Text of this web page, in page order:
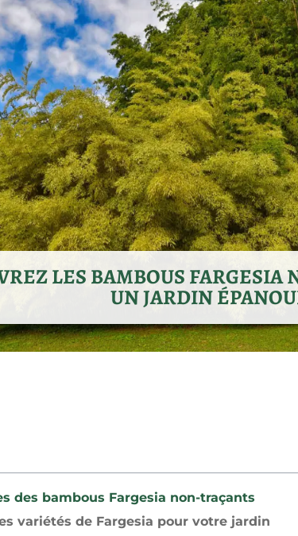
LES BAMBOUS FARGESIA
UN JARDIN
des bambous Fargesia non-traçants
variétés de Fargesia pour votre jardin